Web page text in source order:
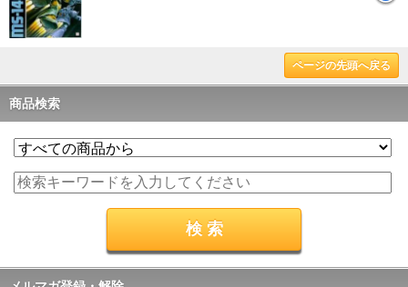
ページの先頭へ戻る
商品検索